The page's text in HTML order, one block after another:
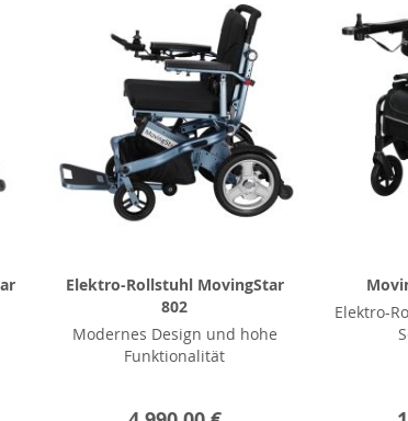
Elektro-Rollstuhl MovingStar
802
Modernes Design und hohe
Funktionalität
Elektro-